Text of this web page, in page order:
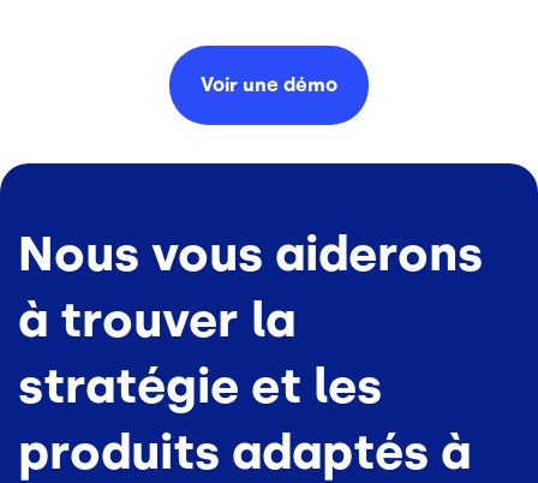
Voir une démo
Nous vous aiderons
à trouver la
stratégie et les
produits adaptés à